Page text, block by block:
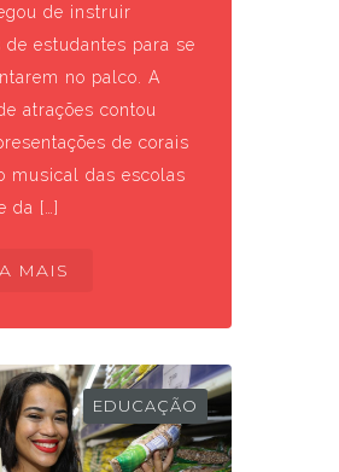
de instruir
de estudantes para se
no palco. A
atrações contou
de corais
musical das escolas
da […]
MAIS
EDUCAÇÃO